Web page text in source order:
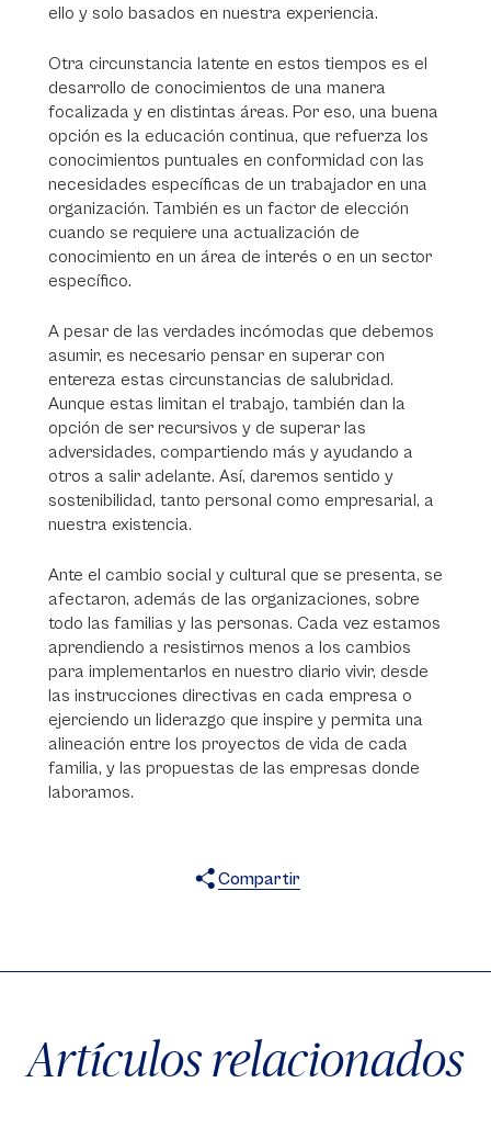
ello y solo basados en nuestra experiencia.
Otra circunstancia latente en estos tiempos es el
desarrollo de conocimientos de una manera
focalizada y en distintas áreas. Por eso, una buena
opción es la educación continua, que refuerza los
conocimientos puntuales en conformidad con las
necesidades específicas de un trabajador en una
organización. También es un factor de elección
cuando se requiere una actualización de
conocimiento en un área de interés o en un sector
específico.
A pesar de las verdades incómodas que debemos
asumir, es necesario pensar en superar con
entereza estas circunstancias de salubridad.
Aunque estas limitan el trabajo, también dan la
opción de ser recursivos y de superar las
adversidades, compartiendo más y ayudando a
otros a salir adelante. Así, daremos sentido y
sostenibilidad, tanto personal como empresarial, a
nuestra existencia.
Ante el cambio social y cultural que se presenta, se
afectaron, además de las organizaciones, sobre
todo las familias y las personas. Cada vez estamos
aprendiendo a resistirnos menos a los cambios
para implementarlos en nuestro diario vivir, desde
las instrucciones directivas en cada empresa o
ejerciendo un liderazgo que inspire y permita una
alineación entre los proyectos de vida de cada
familia, y las propuestas de las empresas donde
laboramos.
Compartir
Artículos relacionados